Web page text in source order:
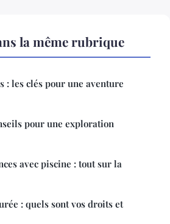
la même rubrique
: les clés pour une aventure
pour une exploration
avec piscine : tout sur la
: quels sont vos droits et